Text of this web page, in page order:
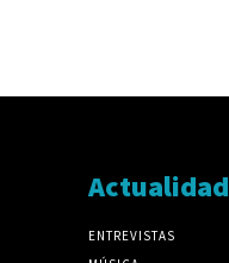
Actualidad
ENTREVISTAS